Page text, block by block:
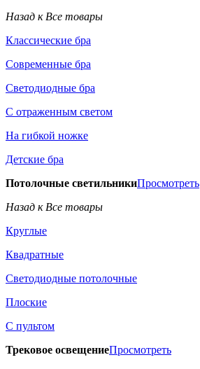
Назад к Все товары
Классические бра
Современные бра
Светодиодные бра
С отраженным светом
На гибкой ножке
Детские бра
Потолочные светильникиПросмотреть
Назад к Все товары
Круглые
Квадратные
Светодиодные потолочные
Плоские
С пультом
Трековое освещениеПросмотреть